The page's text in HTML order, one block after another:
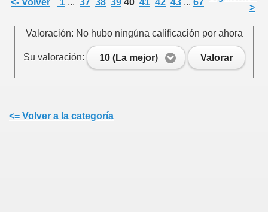
<- Volver 1 ... 37 38 39 40 41 42 43 ... 67
>
Valoración: No hubo ningúna calificación por ahora
Su valoración: 10 (La mejor) Valorar
<= Volver a la categoría